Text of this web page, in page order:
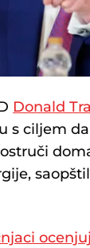
Donald
s ciljem